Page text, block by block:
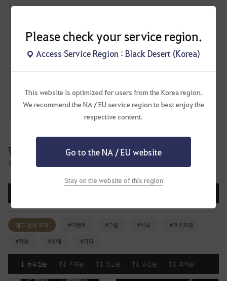
Please check your service region.
Access Service Region : Black Desert (Korea)
This website is optimized for users from the Korea region.
We recommend the NA / EU service region to best enjoy the
respective content.
Go to the NA / EU website
Stay on the website of this region
3 1
Lv20 자다깬벌꿀오소리
댓글2 신고 댓글
팬 아트
검은사막과 관련된 일러스트, 공예, 만화 등 팬 아트 작품을 공유하는 게시판입니다.
태그 전체 보기 #이벤트 #그림 #작곡 #코스프레
#카툰 #공예 #기타
등록일순 조회순 댓글순 공감순 화제순